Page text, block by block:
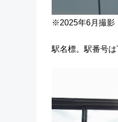
※2025年6月撮影
駅名標。駅番号